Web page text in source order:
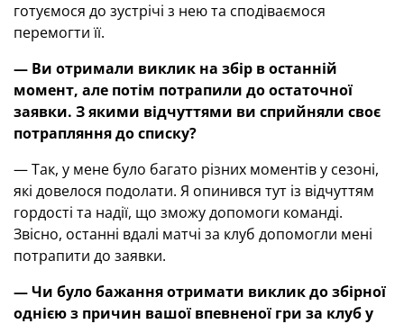
готуємося до зустрічі з нею та сподіваємося
перемогти її.
— Ви отримали виклик на збір в останній
момент, але потім потрапили до остаточної
заявки. З якими відчуттями ви сприйняли своє
потрапляння до списку?
— Так, у мене було багато різних моментів у сезоні,
які довелося подолати. Я опинився тут із відчуттям
гордості та надії, що зможу допомоги команді.
Звісно, останні вдалі матчі за клуб допомогли мені
потрапити до заявки.
— Чи було бажання отримати виклик до збірної
однією з причин вашої впевненої гри за клуб у